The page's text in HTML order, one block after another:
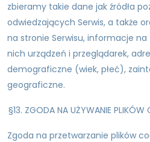
zbieramy takie dane jak źródła
odwiedzających Serwis, a także
na stronie Serwisu, informacje
nich urządzeń i przeglądarek,
demograficzne (wiek, płeć),
geograficzne.
§13. ZGODA NA UŻYWANIE PLIKÓW
Zgoda na przetwarzanie plików